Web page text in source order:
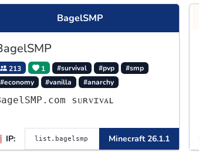
BagelSMP
213 1 #survival #pvp
#smp
#economy
#vanilla #anarchy
ѕᴜʀᴠɪᴠᴀʟ
IP: Minecraft 26.1.1